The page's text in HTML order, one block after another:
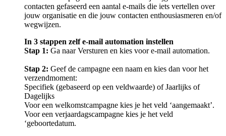
contacten gefaseerd een aantal e-mails die iets vertellen over
jouw organisatie en die jouw contacten enthousiasmeren en/of
wegwijzen.
In 3 stappen zelf e-mail automation instellen
Stap 1: Ga naar Versturen en kies voor e-mail automation.
Stap 2: Geef de campagne een naam en kies dan voor het
verzendmoment:
Specifiek (gebaseerd op een veldwaarde) of Jaarlijks of
Dagelijks
Voor een welkomstcampagne kies je het veld ‘aangemaakt’.
Voor een verjaardagscampagne kies je het veld
‘geboortedatum.